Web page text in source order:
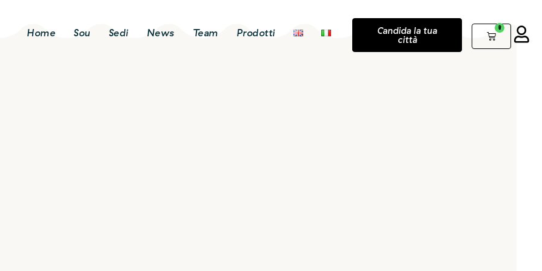
Home Sou Sedi News Team Prodotti Candida la tua
città
0